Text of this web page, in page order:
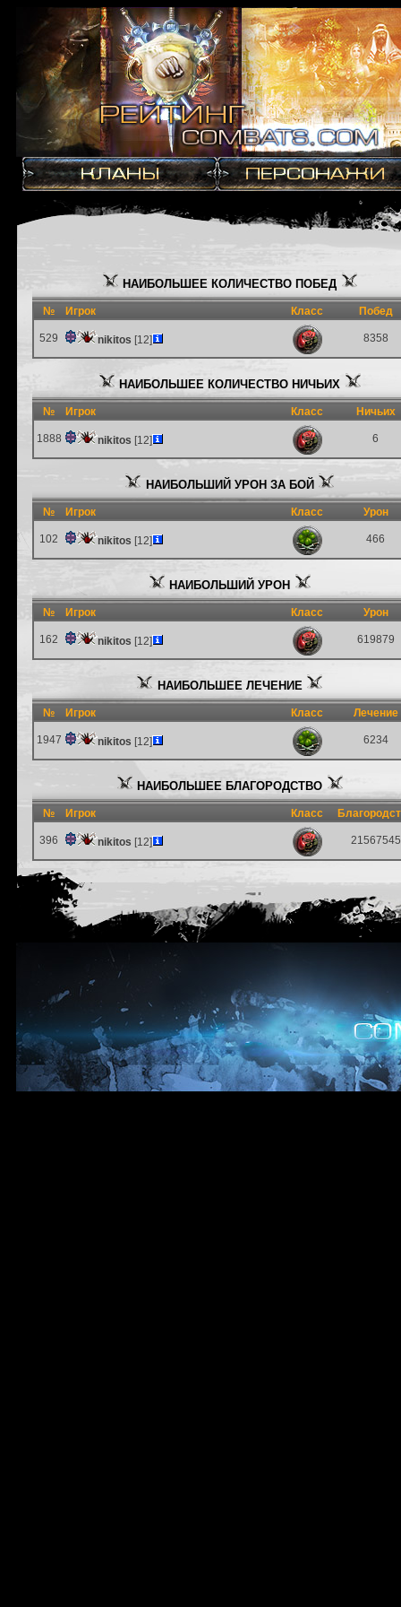
НАИБОЛЬШЕЕ КОЛИЧЕСТВО ПОБЕД
№ Игрок Класс Побед
529 nikitos [12] 8358
НАИБОЛЬШЕЕ КОЛИЧЕСТВО НИЧЬИХ
№ Игрок Класс Ничьих
1888 nikitos [12] 6
НАИБОЛЬШИЙ УРОН ЗА БОЙ
№ Игрок Класс Урон
102 nikitos [12] 466
НАИБОЛЬШИЙ УРОН
№ Игрок Класс Урон
162 nikitos [12] 619879
НАИБОЛЬШЕЕ ЛЕЧЕНИЕ
№ Игрок Класс Лечение
1947 nikitos [12] 6234
НАИБОЛЬШЕЕ БЛАГОРОДСТВО
№ Игрок Класс
396 nikitos [12] 21567545